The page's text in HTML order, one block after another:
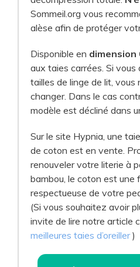
Sommeil.org vous
alèse afin de protéger
Disponible en dimension
aux taies carrées. Si
tailles de linge de lit, vous
changer. Dans le cas
modèle est décliné dans
Sur le site Hypnia, une
de coton est en vente.
renouveler votre literie à
bambou, le coton est une
respectueuse de votre
(Si vous souhaitez avoir
invite de lire notre article
meilleures taies d’oreiller)